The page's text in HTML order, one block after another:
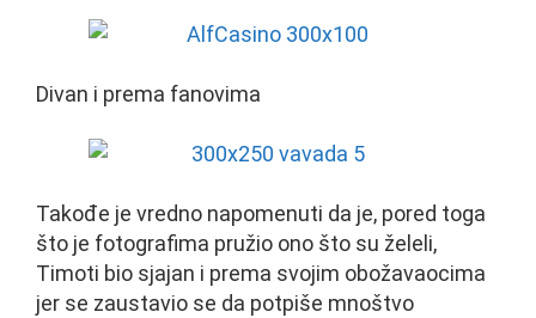
Divan i prema fanovima
Takođe je vredno napomenuti da je, pored toga
što je fotografima pružio ono što su želeli,
Timoti bio sjajan i prema svojim obožavaocima
jer se zaustavio se da potpiše mnoštvo